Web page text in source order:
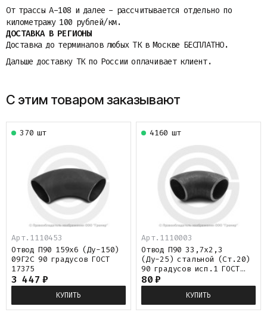
От трассы A-108 и далее - рассчитывается отдельно по
километражу 100 рублей/км.
ДОСТАВКА В РЕГИОНЫ
Доставка до терминалов любых ТК в Москве БЕСПЛАТНО.
Дальше доставку ТК по России оплачивает клиент.
С этим товаром заказывают
Арт.1110453
370 шт
Отвод П90 159х6 (Ду-150)
09Г2С 90 градусов ГОСТ
17375
3 447 ₽
КУПИТЬ
Арт.1110003
4160 шт
Отвод П90 33,7х2,3
(Ду-25) стальной (Ст.20)
90 градусов исп.1 ГОСТ
17375
80 ₽
КУПИТЬ